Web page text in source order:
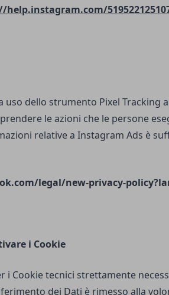
help.instagram.com/
uso dello strumento Pixel Tracking
le azioni che le persone
relative a Instagram Ads è
legal/new-privacy-
i Cookie
i Cookie tecnici strettamente
dei Dati è rimesso alla